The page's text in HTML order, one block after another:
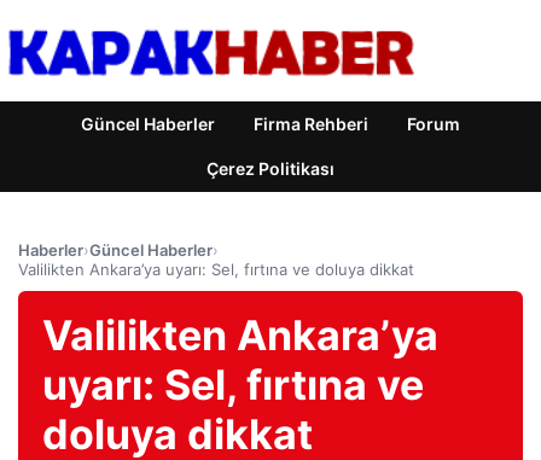
Güncel Haberler Firma Rehberi Forum
Çerez Politikası
Haberler›Güncel Haberler›
Valilikten Ankara’ya uyarı: Sel, fırtına ve doluya dikkat
Valilikten Ankara’ya
uyarı: Sel, fırtına ve
doluya dikkat